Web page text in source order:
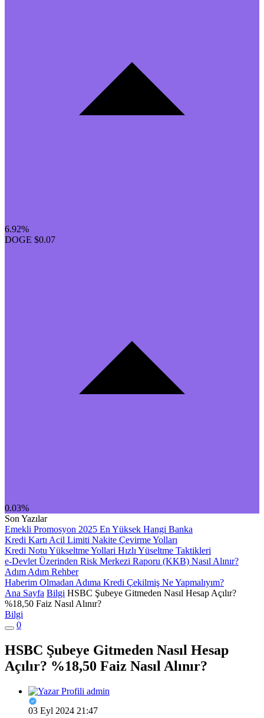
6.92%
DOGE $0.07
0.03%
Son Yazılar
Emekli Promosyon 2025 En Yüksek Hangi Banka
Kredi Kartı Acil Limiti Nakite Çevirme Yolları
Kredi Notu Yükseltme Yollari Hızlı Yüseltme Taktikleri
e-Devlet Üzerinden Risk Merkezi Raporu (KKB) Nasıl Alınır?
Adım Adım Rehber
Haberim Olmadan Adıma Kredi Çekilmiş Ne Yapmalıyım?
Ana Sayfa Bilgi HSBC Şubeye Gitmeden Nasıl Hesap Açılır?
%18,50 Faiz Nasıl Alınır?
Bilgi
0
HSBC Şubeye Gitmeden Nasıl Hesap
Açılır? %18,50 Faiz Nasıl Alınır?
admin
03 Eyl 2024 21:47